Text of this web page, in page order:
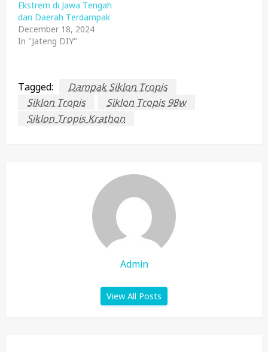
Ekstrem di Jawa Tengah
dan Daerah Terdampak
December 18, 2024
In "Jateng DIY"
Tagged:
Dampak Siklon Tropis
Siklon Tropis
Siklon Tropis 98w
Siklon Tropis Krathon
Admin
View All Posts